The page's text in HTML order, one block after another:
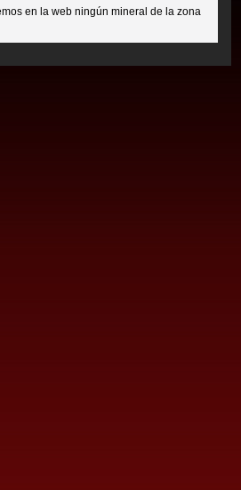
en la web ningún mineral de la zona